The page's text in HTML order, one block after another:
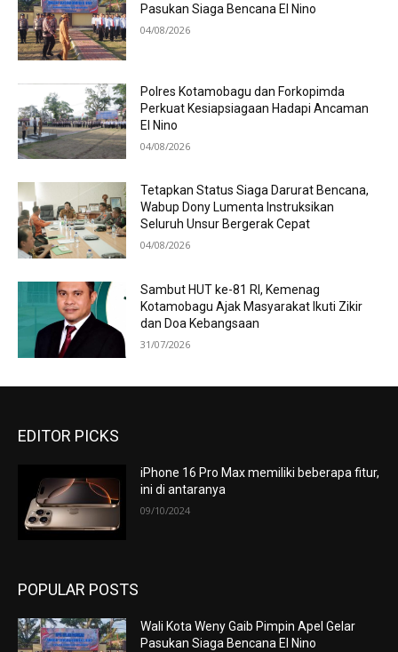
Pasukan Siaga Bencana El Nino
04/08/2026
Polres Kotamobagu dan Forkopimda
Perkuat Kesiapsiagaan Hadapi Ancaman
El Nino
04/08/2026
Tetapkan Status Siaga Darurat Bencana,
Wabup Dony Lumenta Instruksikan
Seluruh Unsur Bergerak Cepat
04/08/2026
Sambut HUT ke-81 RI, Kemenag
Kotamobagu Ajak Masyarakat Ikuti Zikir
dan Doa Kebangsaan
31/07/2026
EDITOR PICKS
iPhone 16 Pro Max memiliki beberapa fitur,
ini di antaranya
09/10/2024
POPULAR POSTS
Wali Kota Weny Gaib Pimpin Apel Gelar
Pasukan Siaga Bencana El Nino